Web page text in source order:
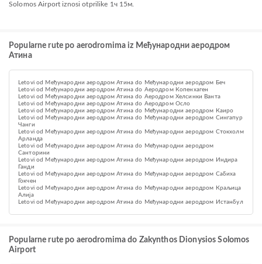
Solomos Airport iznosi otprilike 1ч 15м.
Popularne rute po aerodromima iz Међународни аеродром
Атина
Letovi od Међународни аеродром Атина do Међународни аеродром Беч
Letovi od Међународни аеродром Атина do Аеродром Копенхаген
Letovi od Међународни аеродром Атина do Аеродром Хелсинки Ванта
Letovi od Међународни аеродром Атина do Aеродром Осло
Letovi od Међународни аеродром Атина do Међународни аеродром Каиро
Letovi od Међународни аеродром Атина do Међународни аеродром Сингапур
Чанги
Letovi od Међународни аеродром Атина do Међународни аеродром Стокхолм
Арланда
Letovi od Међународни аеродром Атина do Међународни аеродром
Санторини
Letovi od Међународни аеродром Атина do Међународни аеродром Индира
Ганди
Letovi od Међународни аеродром Атина do Међународни аеродром Сабиха
Гокчен
Letovi od Међународни аеродром Атина do Међународни аеродром Краљица
Алија
Letovi od Међународни аеродром Атина do Међународни аеродром Истанбул
Popularne rute po aerodromima do Zakynthos Dionysios Solomos
Airport